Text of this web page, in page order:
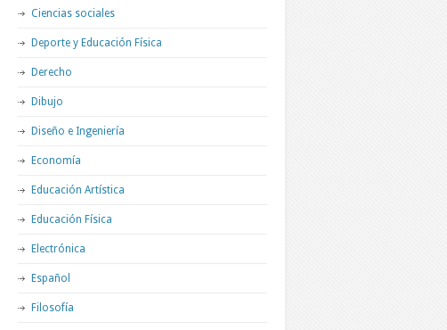
Ciencias sociales
Deporte y Educación Física
Derecho
Dibujo
Diseño e Ingeniería
Economía
Educación Artística
Educación Física
Electrónica
Español
Filosofía